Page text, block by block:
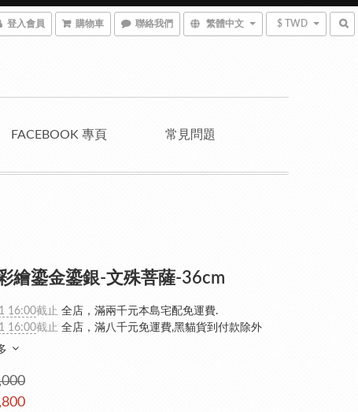
登入會員 購物車 聯絡我們 繁體中文 $ TWD
FACEBOOK 專頁 常見問題
繪鎏金鎏銀-文殊菩薩-36cm
16:00截止 全店，滿兩千元本島宅配免運費.
16:00截止 全店，滿八千元免運費,黑貓貨到付款除外